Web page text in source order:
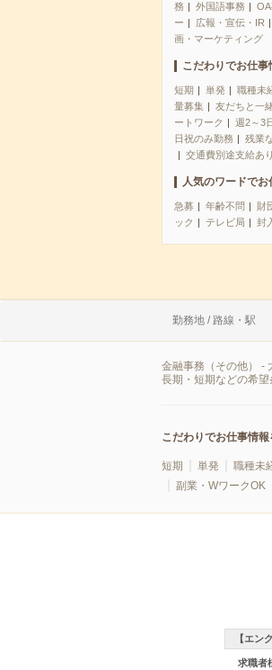
務
外国語事務
ー
広報・宣伝・IR
画・マーケティング
こだわりでお仕事
短期 単発 職種未
量募集
友だちと一
ートワーク
週2～3
日祝のみ勤務
残業
交通費別途支給あり
人気のワードで
急募 年齢不問 財
ック
テレビ局 封
勤務地 / 路線・駅
金融事務（その他） -
長期・短期などの希
こだわりでお仕事情
短期 単発 職種未
副業・WワークOK
【エン
求職者